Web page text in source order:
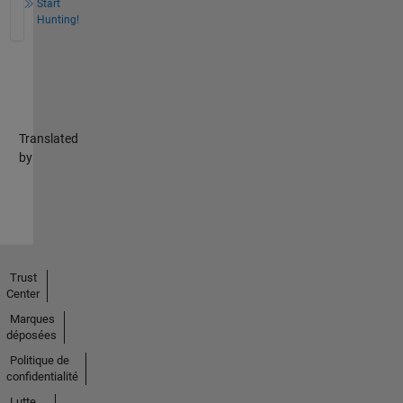
Start
Hunting!
Translated
by
Trust
Center
Marques
déposées
Politique de
confidentialité